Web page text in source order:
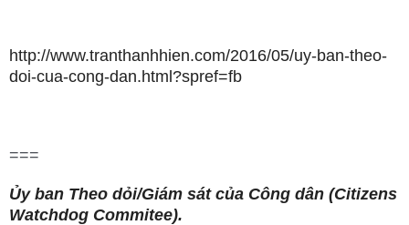
http://www.tranthanhhien.com/2016/05/uy-ban-theo-
doi-cua-cong-dan.html?spref=fb
===
Ủy ban Theo dỏi/Giám sát của Công dân (Citizens
Watchdog Commitee).